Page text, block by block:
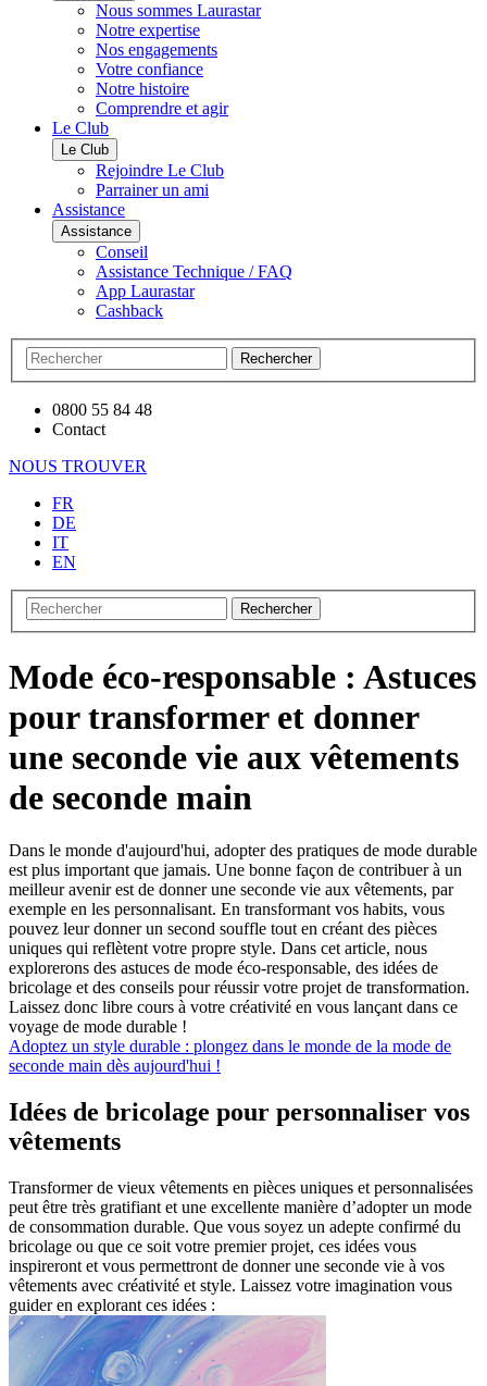
Nous sommes Laurastar
Notre expertise
Nos engagements
Votre confiance
Notre histoire
Comprendre et agir
Le Club
Le Club
Rejoindre Le Club
Parrainer un ami
Assistance
Assistance
Conseil
Assistance Technique / FAQ
App Laurastar
Cashback
Rechercher
0800 55 84 48
Contact
NOUS TROUVER
FR
DE
IT
EN
Rechercher
Mode éco-responsable : Astuces
pour transformer et donner
une seconde vie aux vêtements
de seconde main
Dans le monde d'aujourd'hui, adopter des pratiques de mode durable
est plus important que jamais. Une bonne façon de contribuer à un
meilleur avenir est de donner une seconde vie aux vêtements, par
exemple en les personnalisant. En transformant vos habits, vous
pouvez leur donner un second souffle tout en créant des pièces
uniques qui reflètent votre propre style. Dans cet article, nous
explorerons des astuces de mode éco-responsable, des idées de
bricolage et des conseils pour réussir votre projet de transformation.
Laissez donc libre cours à votre créativité en vous lançant dans ce
voyage de mode durable !
Adoptez un style durable : plongez dans le monde de la mode de
seconde main dès aujourd'hui !
Idées de bricolage pour personnaliser vos
vêtements
Transformer de vieux vêtements en pièces uniques et personnalisées
peut être très gratifiant et une excellente manière d’adopter un mode
de consommation durable. Que vous soyez un adepte confirmé du
bricolage ou que ce soit votre premier projet, ces idées vous
inspireront et vous permettront de donner une seconde vie à vos
vêtements avec créativité et style. Laissez votre imagination vous
guider en explorant ces idées :